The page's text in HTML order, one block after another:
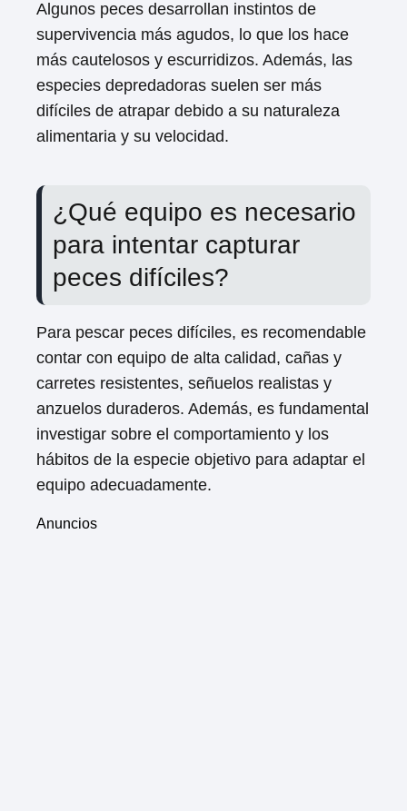
Algunos peces desarrollan instintos de
supervivencia más agudos, lo que los hace
más cautelosos y escurridizos. Además, las
especies depredadoras suelen ser más
difíciles de atrapar debido a su naturaleza
alimentaria y su velocidad.
¿Qué equipo es necesario
para intentar capturar
peces difíciles?
Para pescar peces difíciles, es recomendable
contar con equipo de alta calidad, cañas y
carretes resistentes, señuelos realistas y
anzuelos duraderos. Además, es fundamental
investigar sobre el comportamiento y los
hábitos de la especie objetivo para adaptar el
equipo adecuadamente.
Anuncios